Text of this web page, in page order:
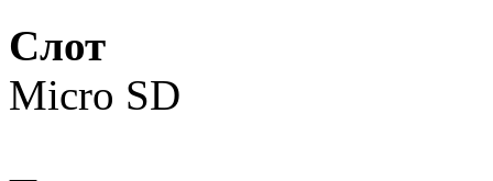
Слот
Micro SD